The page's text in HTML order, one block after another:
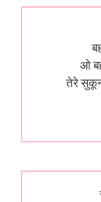
ओ
तेरे सुकून